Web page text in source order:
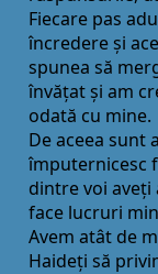
Fiecare pas
încredere și
spunea să
învăţat și am
odată cu mine.
De aceea sunt
împuternicesc
dintre voi aveţi
face lucruri
Avem atât de
Haideţi să